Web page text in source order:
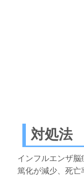
対処法
インフルエンザ脳
篤化が減少、死亡